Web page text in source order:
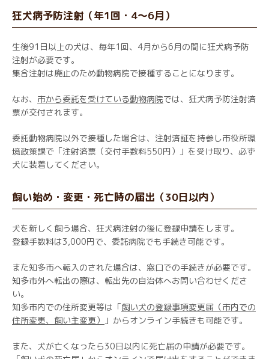
狂犬病予防注射（年1回・4〜6月）
生後91日以上の犬は、毎年1回、4月から6月の間に狂犬病予防
注射が必要です。
集合注射は廃止のため動物病院で接種することになります。
なお、 市から委託を受けている動物病院では、狂犬病予防注射済
票が交付されます。
委託動物病院以外で接種した場合は、注射済証を持参し市役所環
境政策課で「注射済票（交付手数料550円）」を受け取り、必ず
犬に装着してください。
飼い始め・変更・死亡時の届出（30日以内）
犬を新しく飼う場合、狂犬病注射の後に登録申請をします。
登録手数料は3,000円で、委託病院でも手続き可能です。
また知多市へ転入のされた場合は、窓口での手続きが必要です。
知多市外へ転出の際は、転出先の自治体へお問い合わせくださ
い。
知多市内での住所変更等は「飼い犬の登録事項変更届（市内での
住所変更、飼い主変更）
」からオンライン手続きも可能です。
また、犬が亡くなったら30日以内に死亡届の申請が必要です。